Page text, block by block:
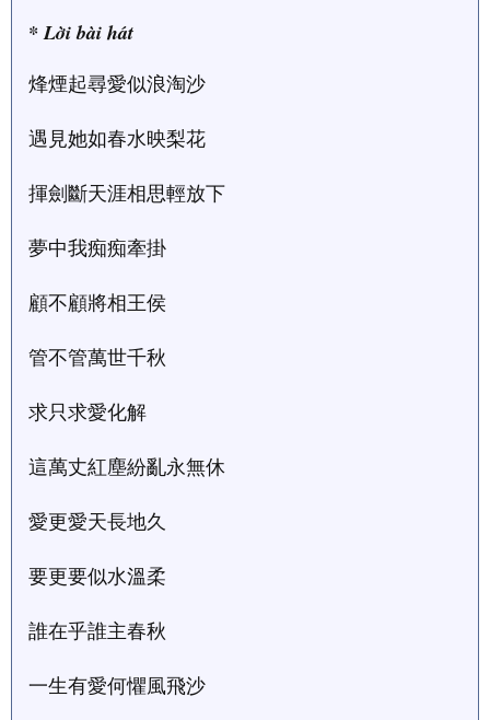
* Lời bài hát
烽煙起尋愛似浪淘沙
遇見她如春水映梨花
揮劍斷天涯相思輕放下
夢中我痴痴牽掛
顧不顧將相王侯
管不管萬世千秋
求只求愛化解
這萬丈紅塵紛亂永無休
愛更愛天長地久
要更要似水溫柔
誰在乎誰主春秋
一生有愛何懼風飛沙